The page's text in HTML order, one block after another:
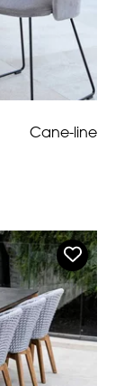
Cane-line